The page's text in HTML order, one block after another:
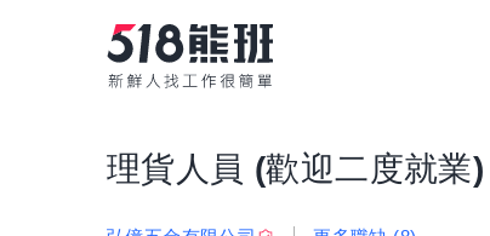
理貨人員 (歡迎二度就業)